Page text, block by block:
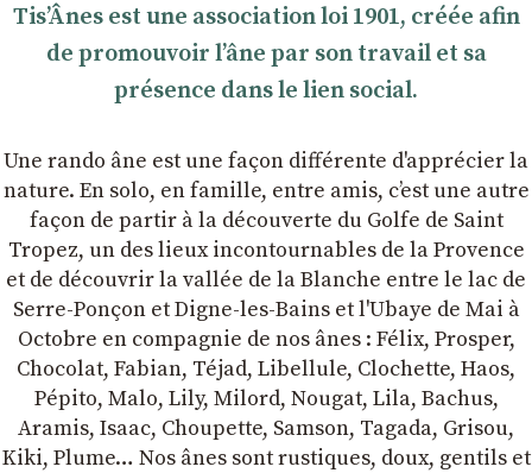
TisʼÂnes est une association loi 1901, créée afin
de promouvoir lʼâne par son travail et sa
présence dans le lien social.
Une rando âne est une façon différente d'apprécier la
nature. En solo, en famille, entre amis, cʼest une autre
façon de partir à la découverte du Golfe de Saint
Tropez, un des lieux incontournables de la Provence
et de découvrir la vallée de la Blanche entre le lac de
Serre-Ponçon et Digne-les-Bains et l'Ubaye de Mai à
Octobre en compagnie de nos ânes : Félix, Prosper,
Chocolat, Fabian, Téjad, Libellule, Clochette, Haos,
Pépito, Malo, Lily, Milord, Nougat, Lila, Bachus,
Aramis, Isaac, Choupette, Samson, Tagada, Grisou,
Kiki, Plume… Nos ânes sont rustiques, doux, gentils et